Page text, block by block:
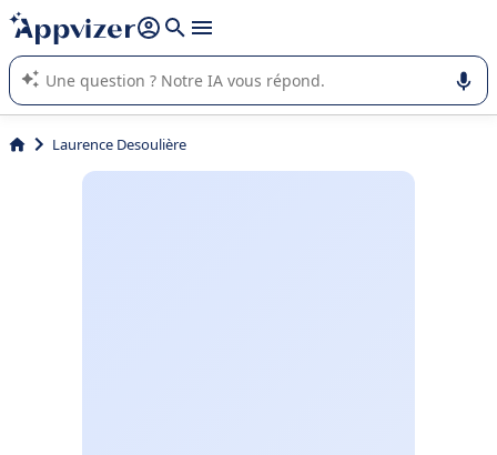
répondre (plusieurs lignes avec
L'IA de Appvizer vous guide dans l'utilisation ou la sélection de
logiciel SaaS en entreprise.
Laurence Desoulière